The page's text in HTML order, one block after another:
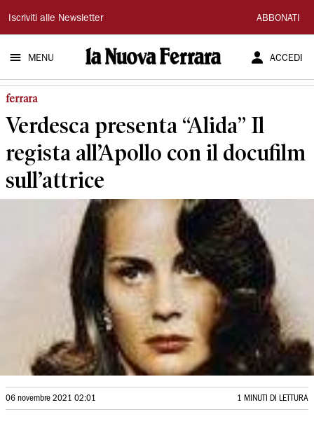
La
Nuova
Ferrara
Iscriviti alle Newsletter ABBONATI
MENU ACCEDI
ferrara
Verdesca presenta “Alida” Il
regista all’Apollo con il docufilm
sull’attrice
06 novembre 2021 02:01 1 MINUTI DI LETTURA